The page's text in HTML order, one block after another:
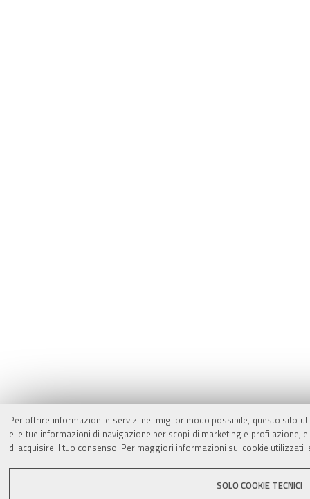
Per offrire informazioni e servizi nel miglior modo possibile, questo sito
e le tue informazioni di navigazione per scopi di marketing e
di acquisire il tuo consenso. Per maggiori informazioni sui cookie utilizzati
SOLO COOKIE TECNICI